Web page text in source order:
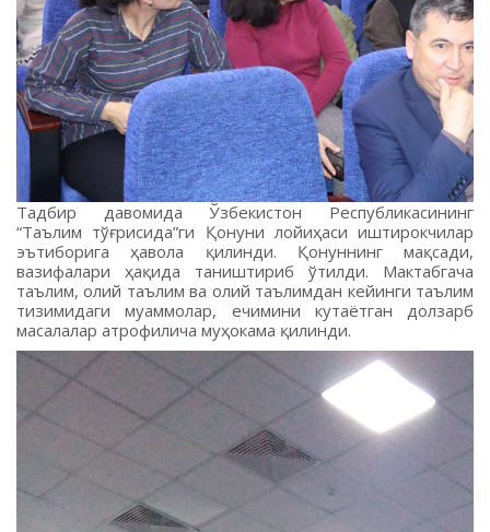
Тадбир давомида Ўзбекистон Республикасининг
“Таълим тўғрисида”ги Қонуни лойиҳаси иштирокчилар
эътиборига ҳавола қилинди. Қонуннинг мақсади,
вазифалари ҳақида таништириб ўтилди. Мактабгача
таълим, олий таълим ва олий таълимдан кейинги таълим
тизимидаги муаммолар, ечимини кутаётган долзарб
масалалар атрофилича муҳокама қилинди.